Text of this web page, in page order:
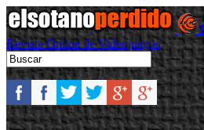
Revista Online de Videojuegos